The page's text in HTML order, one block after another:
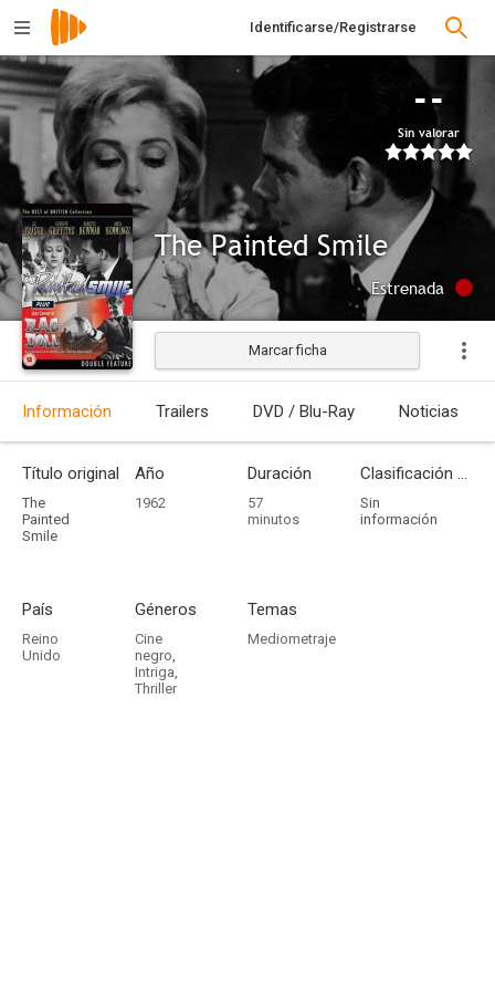
Identificarse/Registrarse
--
Sin valorar
The Painted Smile
Estrenada
Marcar ficha
Información Trailers DVD / Blu-Ray Noticias
Título original
The
Painted
Smile
Año
1962
Duración
57
minutos
Clasificación por edades
Sin
información
País
Reino
Unido
Géneros
Cine
negro,
Intriga,
Thriller
Temas
Mediometraje